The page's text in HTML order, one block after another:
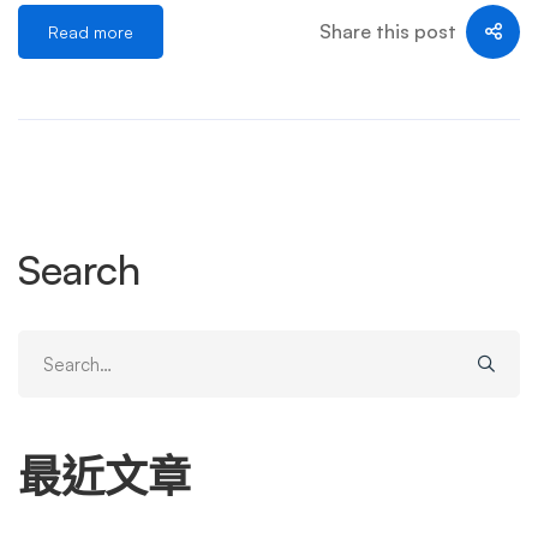
一個動態的、極具影響力的銷售戰場。 我們常常聽到「一
顆老鼠屎，壞了一鍋粥」，在網路世界裡，一則惡意負評的
這不僅僅是一個「刪除」的動作，更是一場關於數據、心理
牌」，是一家專注於銷售高單價（平均客單價約新台幣8,0
碑與忠實客戶。在事件發生前，其營運數據表現穩定： 從
數據上看，A品牌處於一個健康且穩定成長的階段。然而，
Read more Share this post
Search
for:
最近文章